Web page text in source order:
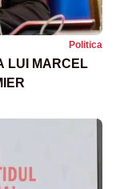
Politica
LUI MARCEL